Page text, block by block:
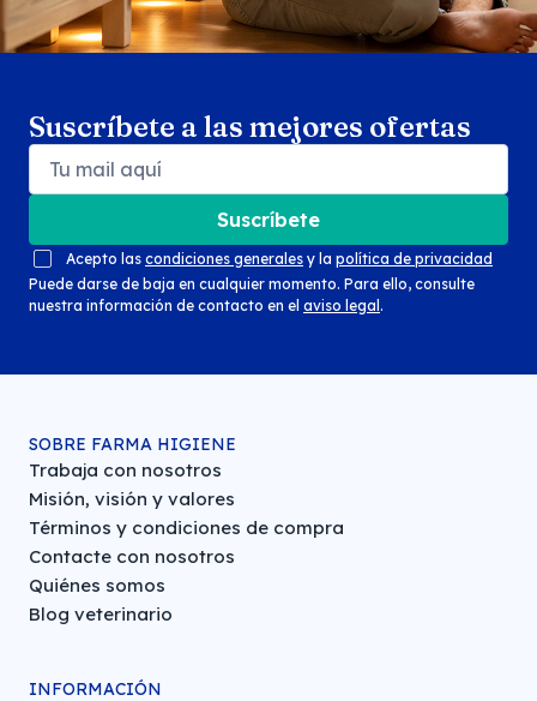
Suscríbete a las mejores ofertas
Suscríbete
Acepto las condiciones generales y la política de privacidad
Puede darse de baja en cualquier momento. Para ello, consulte
nuestra información de contacto en el aviso legal .
SOBRE FARMA HIGIENE
Trabaja con nosotros
Misión, visión y valores
Términos y condiciones de compra
Contacte con nosotros
Quiénes somos
Blog veterinario
INFORMACIÓN